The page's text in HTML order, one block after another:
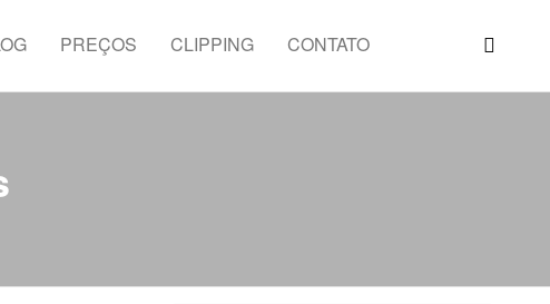
PREÇOS CLIPPING CONTATO